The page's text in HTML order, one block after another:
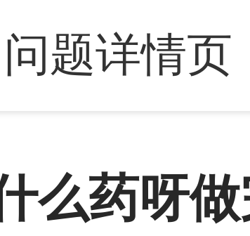
问题详情页
么药呀